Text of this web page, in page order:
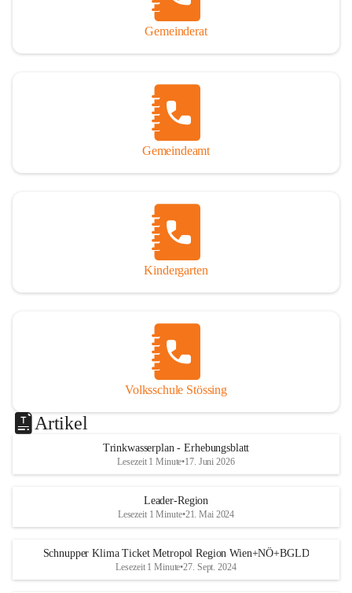
Gemeinderat
Gemeindeamt
Kindergarten
Volksschule Stössing
Artikel
Trinkwasserplan - Erhebungsblatt
Lesezeit 1 Minute•17. Juni 2026
Leader-Region
Lesezeit 1 Minute•21. Mai 2024
Schnupper Klima Ticket Metropol Region Wien+NÖ+BGLD
Lesezeit 1 Minute•27. Sept. 2024